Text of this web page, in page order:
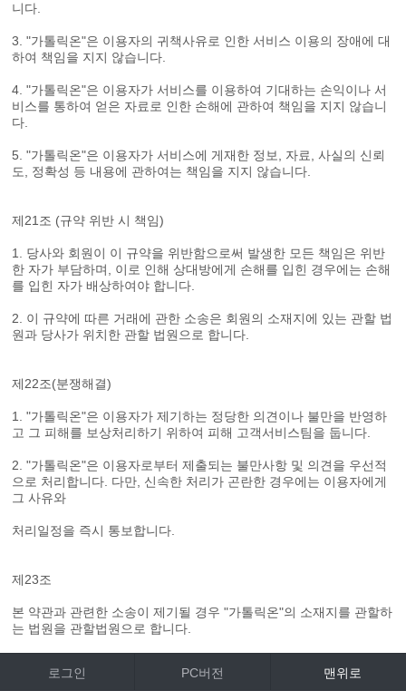
니다.
3. "가톨릭온"은 이용자의 귀책사유로 인한 서비스 이용의 장애에 대
하여 책임을 지지 않습니다.
4. "가톨릭온"은 이용자가 서비스를 이용하여 기대하는 손익이나 서
비스를 통하여 얻은 자료로 인한 손해에 관하여 책임을 지지 않습니
다.
5. "가톨릭온"은 이용자가 서비스에 게재한 정보, 자료, 사실의 신뢰
도, 정확성 등 내용에 관하여는 책임을 지지 않습니다.
제21조 (규약 위반 시 책임)
1. 당사와 회원이 이 규약을 위반함으로써 발생한 모든 책임은 위반
한 자가 부담하며, 이로 인해 상대방에게 손해를 입힌 경우에는 손해
를 입힌 자가 배상하여야 합니다.
2. 이 규약에 따른 거래에 관한 소송은 회원의 소재지에 있는 관할 법
원과 당사가 위치한 관할 법원으로 합니다.
제22조(분쟁해결)
1. "가톨릭온"은 이용자가 제기하는 정당한 의견이나 불만을 반영하
고 그 피해를 보상처리하기 위하여 피해 고객서비스팀을 둡니다.
2. "가톨릭온"은 이용자로부터 제출되는 불만사항 및 의견을 우선적
으로 처리합니다. 다만, 신속한 처리가 곤란한 경우에는 이용자에게
그 사유와
처리일정을 즉시 통보합니다.
제23조
본 약관과 관련한 소송이 제기될 경우 "가톨릭온"의 소재지를 관할하
는 법원을 관할법원으로 합니다.
로그인 PC버전 맨위로